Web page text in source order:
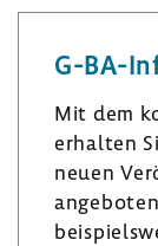
k
d
n
t
­
r
a
m
e
k
G-​BA-
Mit dem
erhalten
neuen